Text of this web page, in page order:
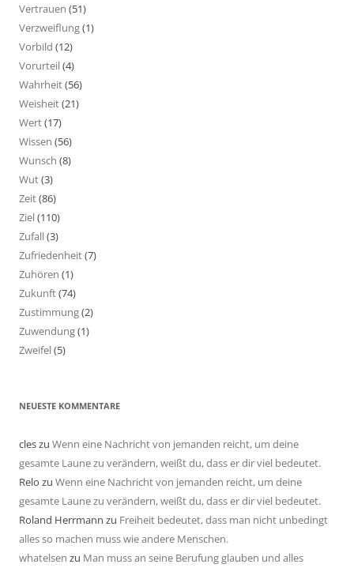
Vertrauen (51)
Verzweiflung(1)
Vorbild (12)
Vorurteil(4)
Wahrheit(56)
Weisheit(21)
Wert(17)
Wissen (56)
Wunsch (8)
Wut(3)
Zeit(86)
Ziel(110)
Zufall(3)
Zufriedenheit(7)
Zuhören (1)
Zukunft(74)
Zustimmung(2)
Zuwendung(1)
Zweifel(5)
NEUESTE KOMMENTARE
cleszu Wenn eine Nachricht von jemanden reicht, um deine
gesamte Laune zu verändern, weißt du, dass er dir viel bedeutet.
Relo zu Wenn eine Nachricht von jemanden reicht, um deine
gesamte Laune zu verändern, weißt du, dass er dir viel bedeutet.
Roland Herrmann zu Freiheit bedeutet, dass man nicht unbedingt
alles so machen muss wie andere Menschen.
whatelsen zu Man muss an seine Berufung glauben und alles